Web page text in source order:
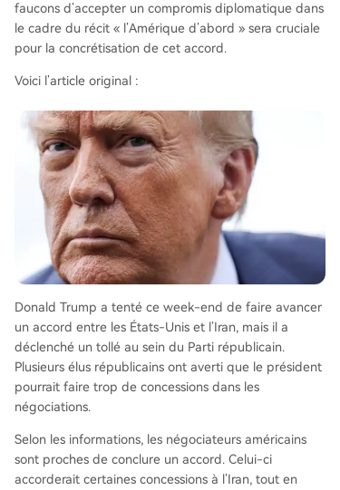
faucons d’accepter un compromis diplomatique dans
le cadre du récit « l’Amérique d’abord » sera cruciale
pour la concrétisation de cet accord.
Voici l’article original :
Donald Trump a tenté ce week-end de faire avancer
un accord entre les États-Unis et l’Iran, mais il a
déclenché un tollé au sein du Parti républicain.
Plusieurs élus républicains ont averti que le président
pourrait faire trop de concessions dans les
négociations.
Selon les informations, les négociateurs américains
sont proches de conclure un accord. Celui-ci
accorderait certaines concessions à l’Iran, tout en